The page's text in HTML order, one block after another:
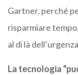
Gartner, perché
risparmiare
al di là
La tecnologia